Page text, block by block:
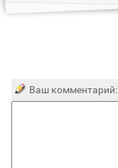
Ваш комментарий: